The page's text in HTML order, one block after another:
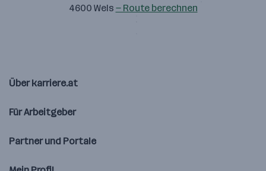
4600 Wels — Route berechnen
Über karriere.at
Für Arbeitgeber
Partner und Portale